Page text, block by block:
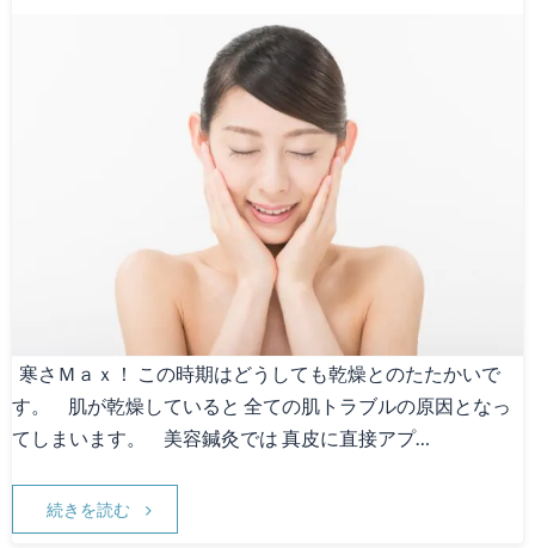
寒さＭａｘ！ この時期はどうしても乾燥とのたたかいで
す。 肌が乾燥していると 全ての肌トラブルの原因となっ
てしまいます。 美容鍼灸では 真皮に直接アプ…
続きを読む